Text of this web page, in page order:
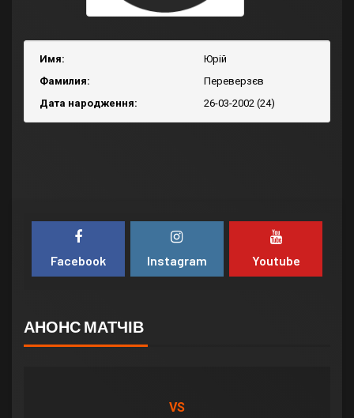
Имя:
Юрій
Фамилия:
Переверзєв
Дата народження:
26-03-2002 (24)
Facebook Instagram Youtube
АНОНС МАТЧІВ
VS